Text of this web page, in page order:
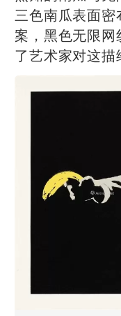
三色南瓜表面
案，黑色无限
了艺术家对这描